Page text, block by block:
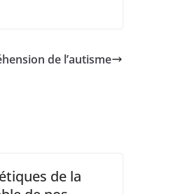
de l’autisme
de la